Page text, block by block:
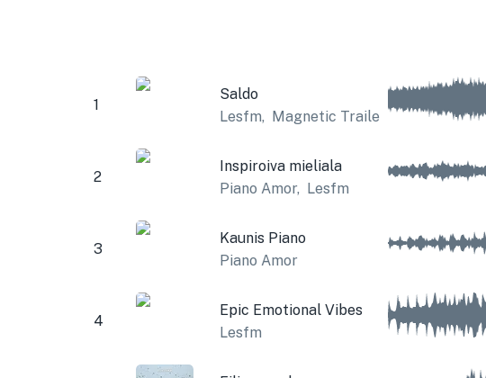
1
Saldo
Lesfm, Magnetic Trailer
2
Inspiroiva mieliala
Piano Amor, Lesfm
3
Kaunis Piano
Piano Amor
4
Epic Emotional Vibes
Lesfm